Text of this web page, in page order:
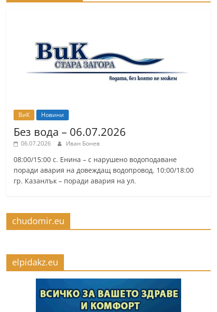
ВиК Новини
Без вода – 06.07.2026
06.07.2026 Иван Бонев
08:00/15:00 с. Енина – с нарушено водоподаване
поради авария на довеждащ водопровод. 10:00/18:00
гр. Казанлък – поради авария на ул.
chudomir.eu
elpidakz.eu